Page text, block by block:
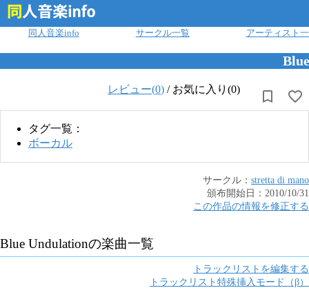
同人音楽info サークル一覧 アーティスト
レビュー(0) / お気に入り(0)
タグ一覧：
ボーカル
サークル： stretta di mano
頒布開始日： 2010/10/31
この作品の情報を修正する
Blue Undulationの楽曲一覧
トラックリストを編集する
トラックリスト特殊挿入モード（β）